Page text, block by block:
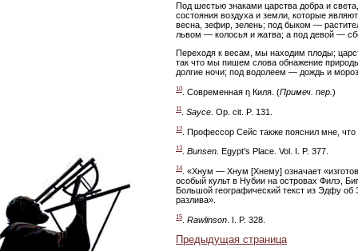
Под шестью знаками царства добра и
состояния воздуха и земли, которые
весна, зефир, зелень; под быком —
львом — колосья и жатва; а под девой —
Переходя к весам, мы находим плоды;
так что мы пишем слова обнажение
долгие ночи; под водолеем — дождь и
10 . Современная η Киля. (Примеч. пер. )
11 Sayce . Op. cit. P. 131.
12 . Профессор Сейс также пояснил мне,
13 Bunsen . Egypt's Place. Vol. I. P. 377.
14. «Хнум — Хнум [Хнему] означает
особый культ в Нубии на островах Филэ,
Большой географический текст из Эдфу об
разлива».
15 Rawlinson . I. P. 328.
Предыдущая страница